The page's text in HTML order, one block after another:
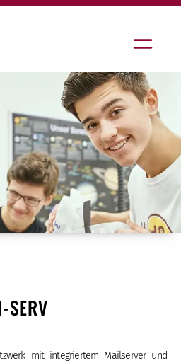
SERV
mit integriertem Mailserver und